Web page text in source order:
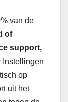
van de
of
support,
Instellingen
op
uit het